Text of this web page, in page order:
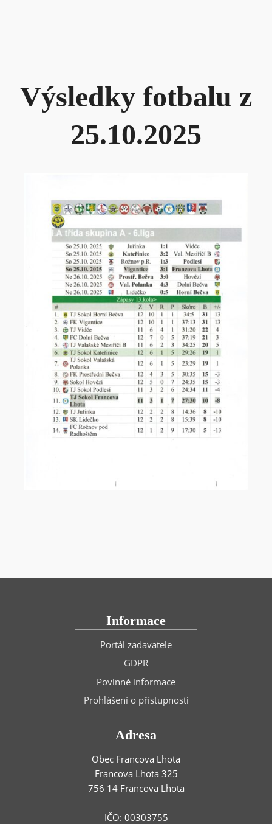
Výsledky fotbalu z
25.10.2025
Informace
Portál zadavatele
GDPR
Povinné informace
Prohlášení o přístupnosti
Adresa
Obec Francova Lhota
Francova Lhota 325
756 14 Francova Lhota
IČO: 00303755